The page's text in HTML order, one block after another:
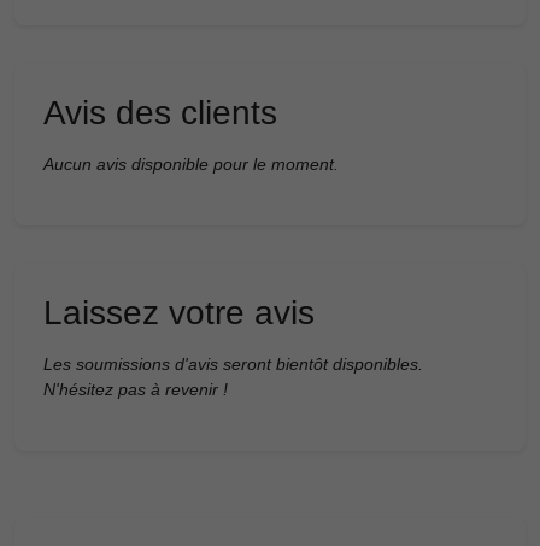
Avis des clients
Aucun avis disponible pour le moment.
Laissez votre avis
Les soumissions d'avis seront bientôt disponibles.
N'hésitez pas à revenir !